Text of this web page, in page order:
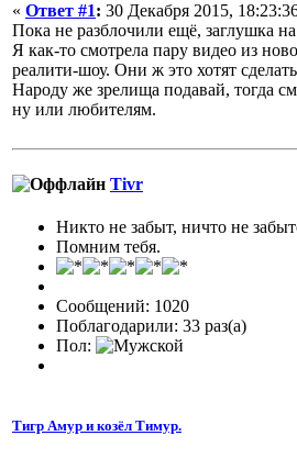
« Ответ #1: 30 Декабря 2015,
Пока не разблочили ещё, заглушка на
Я как-то смотрела пару видео из
реалити-шоу. Они ж это хотят
Народу же зрелища подавай, тогда
ну или любителям.
Tivr
Никто не забыт, ничто не
Помним тебя.
Сообщений: 1020
Поблагодарили: 33 раз(а)
Пол:
Тигр Амур и козёл Тимур.